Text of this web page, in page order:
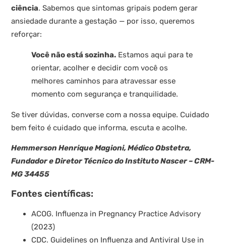
ciência. Sabemos que sintomas gripais podem gerar
ansiedade durante a gestação — por isso, queremos
reforçar:
Você não está sozinha. Estamos aqui para te
orientar, acolher e decidir com você os
melhores caminhos para atravessar esse
momento com segurança e tranquilidade.
Se tiver dúvidas, converse com a nossa equipe. Cuidado
bem feito é cuidado que informa, escuta e acolhe.
Hemmerson Henrique Magioni, Médico Obstetra,
Fundador e Diretor Técnico do Instituto Nascer – CRM-
MG 34455
Fontes científicas:
ACOG. Influenza in Pregnancy Practice Advisory
(2023)
CDC. Guidelines on Influenza and Antiviral Use in